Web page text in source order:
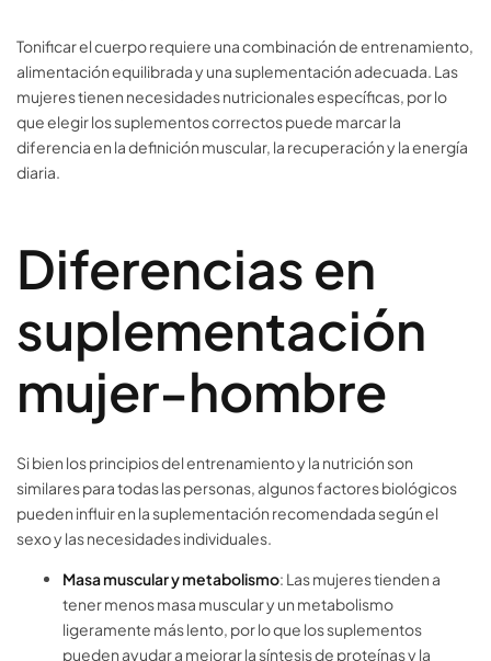
Tonificar el cuerpo requiere una combinación de entrenamiento,
alimentación equilibrada y una suplementación adecuada. Las
mujeres tienen necesidades nutricionales específicas, por lo
que elegir los suplementos correctos puede marcar la
diferencia en la definición muscular, la recuperación y la energía
diaria.
Diferencias en
suplementación
mujer-hombre
Si bien los principios del entrenamiento y la nutrición son
similares para todas las personas, algunos factores biológicos
pueden influir en la suplementación recomendada según el
sexo y las necesidades individuales.
Masa muscular y metabolismo: Las mujeres tienden a
tener menos masa muscular y un metabolismo
ligeramente más lento, por lo que los suplementos
pueden ayudar a mejorar la síntesis de proteínas y la